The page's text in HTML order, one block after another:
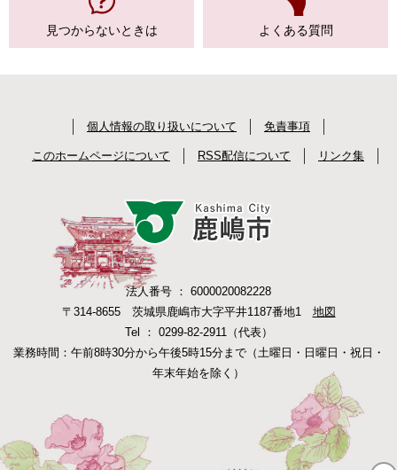
見つからないときは よくある質問
個人情報の取り扱いについて 免責事項
このホームページについて RSS配信について リンク集
法人番号 ： 6000020082228
〒314-8655 茨城県鹿嶋市大字平井1187番地1 地図
Tel ： 0299-82-2911（代表）
業務時間：午前8時30分から午後5時15分まで（土曜日・日曜日・祝日・
年末年始を除く）